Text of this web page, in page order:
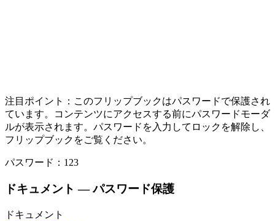
注目ポイント： このフリップブックはパスワードで保護され
ています。コンテンツにアクセスする前にパスワードモーダ
ルが表示されます。パスワードを入力してロックを解除し、
フリップブックをご覧ください。
パスワード：123
ドキュメント — パスワード保護
ドキュメント